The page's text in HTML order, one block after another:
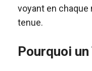
voyant en
tenue.
Pourquoi un